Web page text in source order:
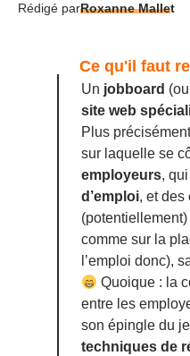
Rédigé parRoxanne Mallet
Ce qu'il faut
Un jobboard (ou
site web
Plus
sur laquelle se
employeurs,
d’emploi, et des
comme sur la
l’emploi donc),
Quoique : la
entre les
son épingle du
techniques de